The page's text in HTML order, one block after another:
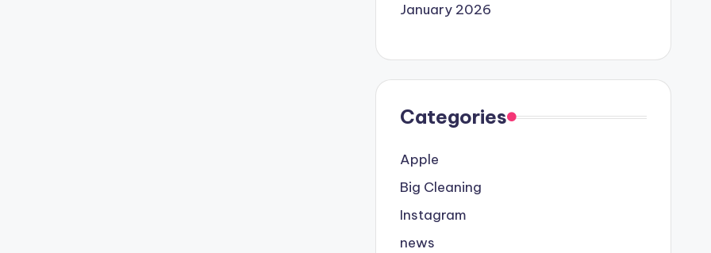
January 2026
Categories
Apple
Big Cleaning
Instagram
news